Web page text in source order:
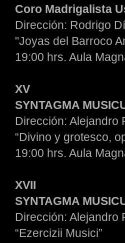
Coro Madrigalista
Dirección: Rodrigo
"Joyas del Barroco
19:00 hrs. Aula
XV
SYNTAGMA
Dirección: Alejandro
“Divino y grotesco,
19:00 hrs. Aula
XVII
SYNTAGMA
Dirección: Alejandro
“Ezercizii Musici”